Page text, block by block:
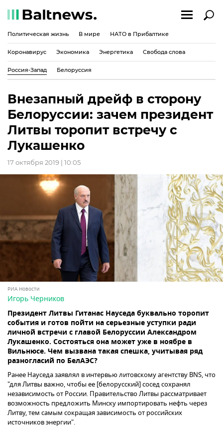
Политическая жизнь В мире НАТО в Прибалтике
Коронавирус Экономика Энергетика Свобода слова
Россия-Запад Белоруссия
Внезапный дрейф в сторону
Белоруссии: зачем президент
Литвы торопит встречу с
Лукашенко
17 октября 2019 | 10:05
РИА Новости
Игорь Черников
Президент Литвы Гитанас Науседа буквально торопит
события и готов пойти на серьезные уступки ради
личной встречи с главой Белоруссии Александром
Лукашенко. Состояться она может уже в ноябре в
Вильнюсе. Чем вызвана такая спешка, учитывая ряд
разногласий по БелАЭС?
Ранее Науседа заявлял в интервью литовскому агентству BNS, что
"для Литвы важно, чтобы ее [белорусский] сосед сохранял
независимость от России. Правительство Литвы рассматривает
возможность предложить Минску импортировать нефть через
Литву, тем самым сокращая зависимость от российских
источников энергии".